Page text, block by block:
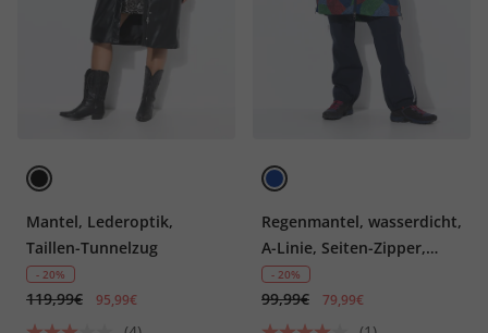
Mantel, Lederoptik,
Taillen-Tunnelzug
- 20%
119,99€ 95,99€
Regenmantel, wasserdicht,
A-Linie, Seiten-Zipper,
Kapuze
- 20%
99,99€ 79,99€